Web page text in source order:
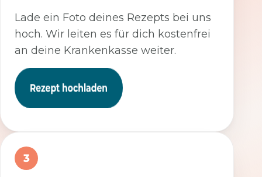
Lade ein Foto deines Rezepts bei uns
hoch. Wir leiten es für dich kostenfrei
an deine Krankenkasse weiter.
3